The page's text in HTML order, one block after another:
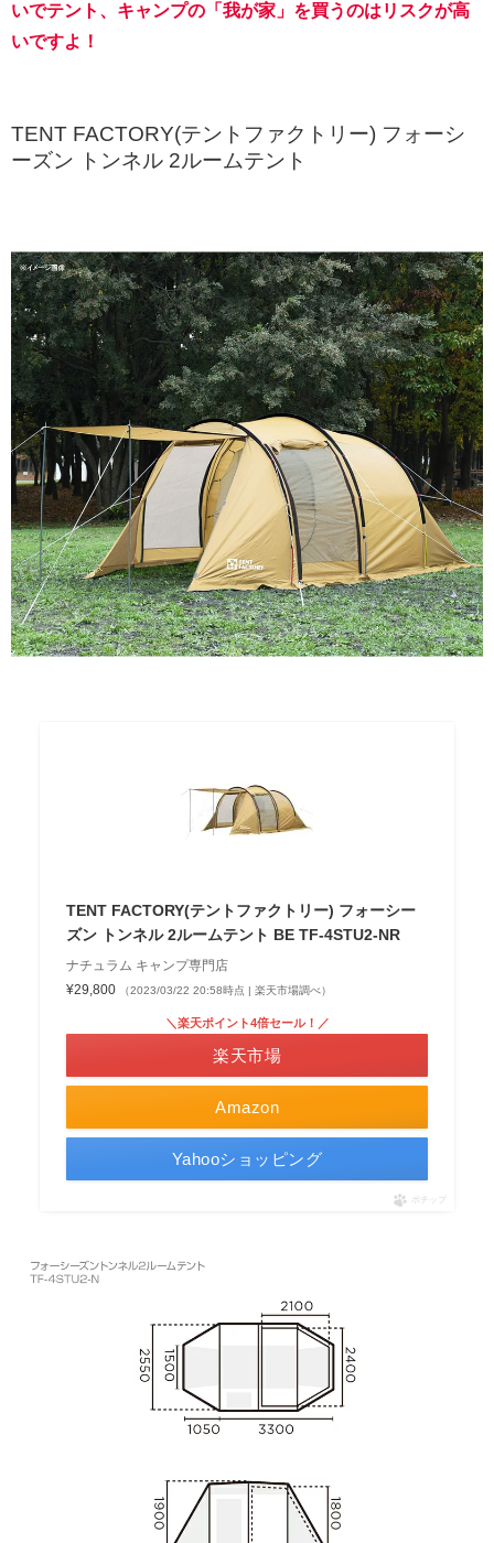
いでテント、キャンプの「我が家」を買うのはリスクが高
いですよ！
TENT FACTORY(テントファクトリー) フォーシ
ーズン トンネル 2ルームテント
TENT FACTORY(テントファクトリー) フォーシー
ズン トンネル 2ルームテント BE TF-4STU2-NR
ナチュラム キャンプ専門店
¥29,800
（2023/03/22 20:58時点 | 楽天市場調べ）
Amazon
＼楽天ポイント4倍セール！／
楽天市場
Yahooショッピング
ポチップ